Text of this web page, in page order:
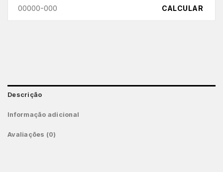
CALCULAR
Descrição
Informação adicional
Avaliações (0)